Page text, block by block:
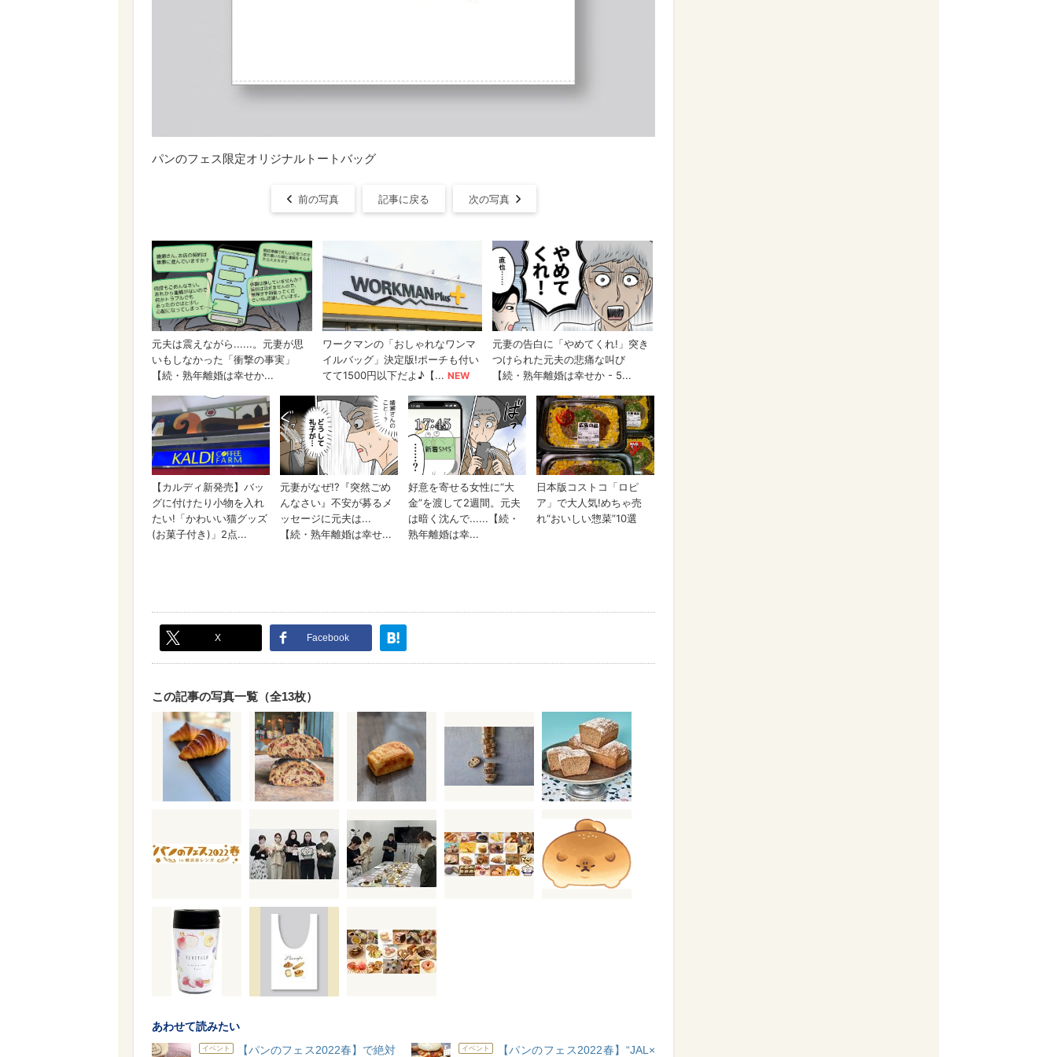
パンのフェス限定オリジナルトートバッグ
前の写真 記事に戻る 次の写真
X Facebook
この記事の写真一覧（全13枚）
あわせて読みたい
イベント
【パンのフェス2022春】で絶対
イベント
【パンのフェス2022春】“JAL×